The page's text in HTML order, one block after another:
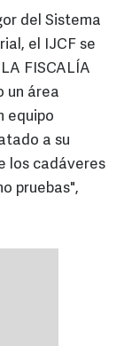
del Sistema
el IJCF se
FISCALÍA
un área
equipo
a su
los cadáveres
pruebas",